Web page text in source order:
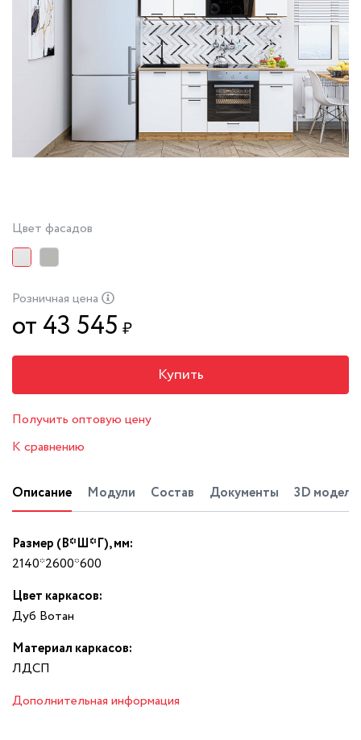
Цвет фасадов
Розничная цена
от 43 545 ₽
Купить
Получить оптовую цену
К сравнению
Описание Модули Состав Документы 3D модель
Размер (В*Ш*Г), мм:
2140*2600*600
Цвет каркасов:
Дуб Вотан
Материал каркасов:
ЛДСП
Дополнительная информация